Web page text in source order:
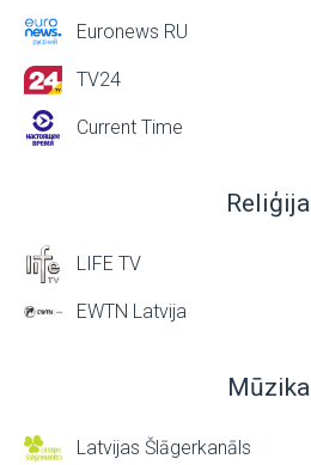
Euronews RU
TV24
Current Time
Reliģija
LIFE TV
EWTN Latvija
Mūzika
Latvijas Šlāgerkanāls